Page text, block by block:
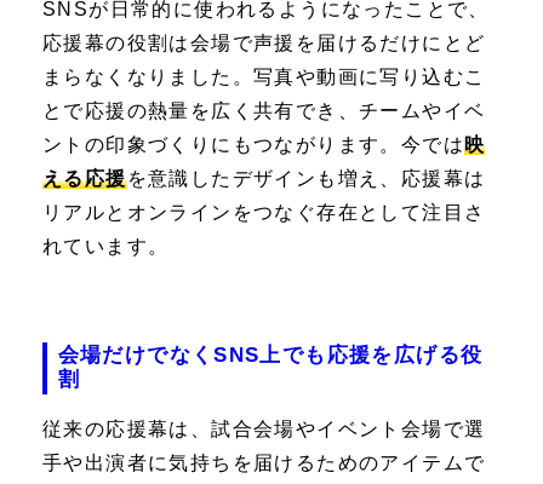
SNSが日常的に使われるようになったことで、
応援幕の役割は会場で声援を届けるだけにとど
まらなくなりました。写真や動画に写り込むこ
とで応援の熱量を広く共有でき、チームやイベ
ントの印象づくりにもつながります。今では映
える応援を意識したデザインも増え、応援幕は
リアルとオンラインをつなぐ存在として注目さ
れています。
会場だけでなくSNS上でも応援を広げる役
割
従来の応援幕は、試合会場やイベント会場で選
手や出演者に気持ちを届けるためのアイテムで